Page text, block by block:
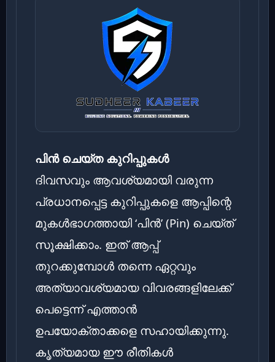
പിൻ ചെയ്ത കുറിപ്പുകൾ
ദിവസവും ആവശ്യമായി വരുന്ന
പ്രധാനപ്പെട്ട കുറിപ്പുകളെ ആപ്പിന്റെ
മുകൾഭാഗത്തായി ‘പിൻ’ (Pin) ചെയ്ത്
സൂക്ഷിക്കാം. ഇത് ആപ്പ്
തുറക്കുമ്പോൾ തന്നെ ഏറ്റവും
അത്യാവശ്യമായ വിവരങ്ങളിലേക്ക്
പെട്ടെന്ന് എത്താൻ
ഉപയോക്താക്കളെ സഹായിക്കുന്നു.
കൃത്യമായ ഈ രീതികൾ